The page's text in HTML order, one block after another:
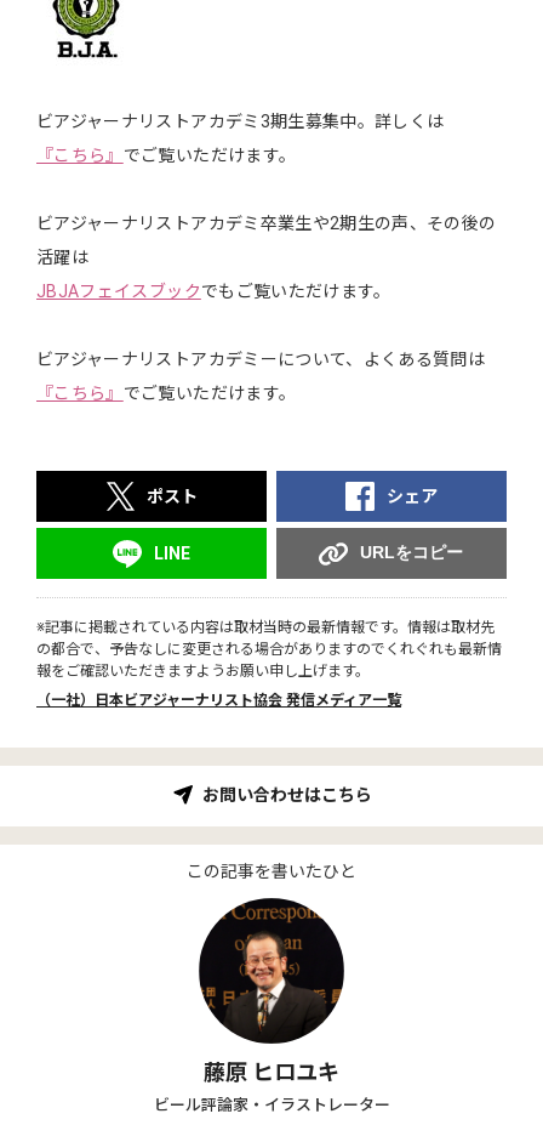
ビアジャーナリストアカデミ3期生募集中。詳しくは
『こちら』 でご覧いただけます。
ビアジャーナリストアカデミ卒業生や2期生の声、その後の
活躍は
JBJAフェイスブックでもご覧いただけます。
ビアジャーナリストアカデミーについて、よくある質問は
『こちら』 でご覧いただけます。
ポスト シェア
LINE URLをコピー
※記事に掲載されている内容は取材当時の最新情報です。情報は取材先
の都合で、予告なしに変更される場合がありますのでくれぐれも最新情
報をご確認いただきますようお願い申し上げます。
（一社）日本ビアジャーナリスト協会 発信メディア一覧
お問い合わせはこちら
この記事を書いたひと
藤原 ヒロユキ
ビール評論家・イラストレーター